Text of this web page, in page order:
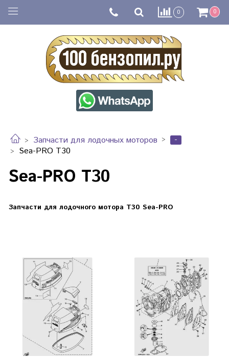
0 0
Запчасти для лодочных моторов
-
Sea-PRO T30
Sea-PRO T30
Запчасти для лодочного мотора T30 Sea-PRO